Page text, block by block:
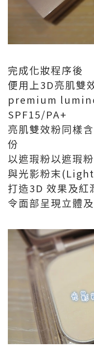
完成化妝程序後
便用上3D亮肌雙
premium
SPF15/PA+
亮肌雙效粉同樣
份
以遮瑕粉以遮瑕
與光影粉末
打造3D 效果及紅
令面部呈現立體